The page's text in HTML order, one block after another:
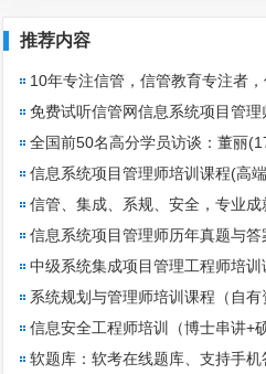
推荐内容
10年专注信管，信管教育专注者
免费试听信管网信息系统项目管理
全国前50名高分学员访谈：董丽
信息系统项目管理师培训课程(高
信管、集成、系规、安全，专业成
信息系统项目管理师历年真题与答
中级系统集成项目管理工程师培训
系统规划与管理师培训课程（自有
信息安全工程师培训（博士串讲+
软题库：软考在线题库、支持手机